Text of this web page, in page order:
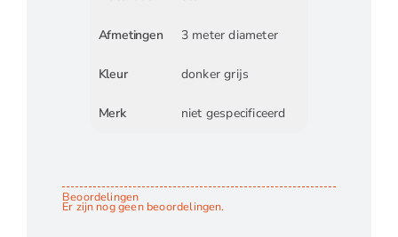
Afmetingen 3 meter diameter
Kleur donker grijs
Merk niet gespecificeerd
Beoordelingen
Er zijn nog geen beoordelingen.